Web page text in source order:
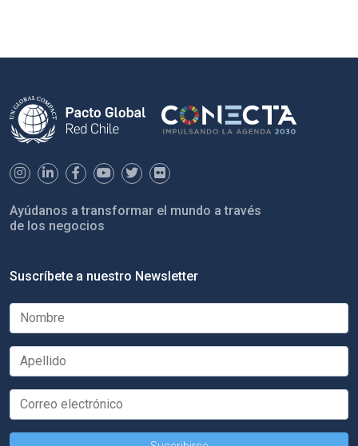
Ayúdanos a transformar el mundo a través
de los negocios
Suscríbete a nuestro Newsletter